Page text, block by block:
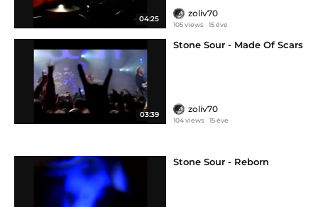
04:25
zoliv70
105 views 15 éve
03:39
Stone Sour - Made Of Scars
zoliv70
104 views 15 éve
Stone Sour - Reborn